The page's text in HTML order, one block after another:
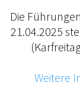
Die
21.04.2025
Weitere